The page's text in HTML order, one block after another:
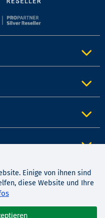
|
Datenschutz
Einige von ihnen sind
diese Website und Ihre